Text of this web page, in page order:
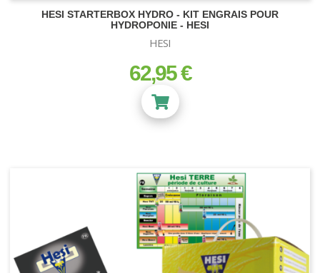
SUBSTRATS
Terre et Terreau
Fibre de Coco
Laine de roche
Substrats Orchidées
HESI STARTERBOX HYDRO - KIT ENGRAIS POUR
HYDROPONIE - HESI
HESI
prix
62,95 €